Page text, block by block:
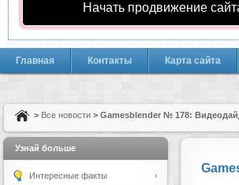
Начать продвижение
Главная Контакты Карта сайта
> Все новости > Gamesblender № 178:
Узнай больше
Интересные факты